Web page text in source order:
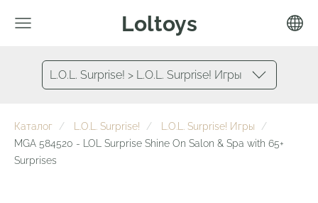
Loltoys
L.O.L. Surprise! > L.O.L. Surprise! Игры
Каталог L.O.L. Surprise!
L.O.L. Surprise! Игры
MGA 584520 - LOL Surprise Shine On Salon & Spa with 65+
Surprises